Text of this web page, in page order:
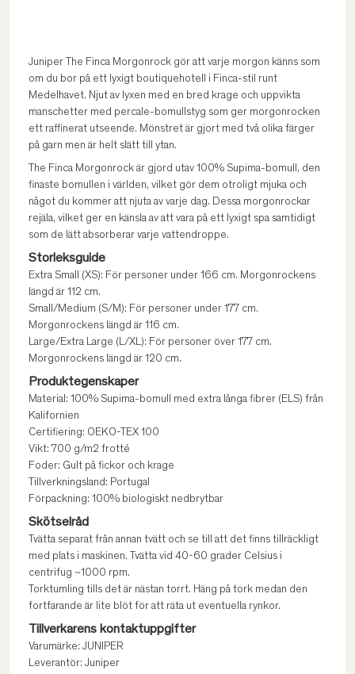
Juniper The Finca Morgonrock gör att varje morgon känns som
om du bor på ett lyxigt boutiquehotell i Finca-stil runt
Medelhavet. Njut av lyxen med en bred krage och uppvikta
manschetter med percale-bomullstyg som ger morgonrocken
ett raffinerat utseende. Mönstret är gjort med två olika färger
på garn men är helt slätt till ytan.
The Finca Morgonrock är gjord utav 100% Supima-bomull, den
finaste bomullen i världen, vilket gör dem otroligt mjuka och
något du kommer att njuta av varje dag. Dessa morgonrockar
rejäla, vilket ger en känsla av att vara på ett lyxigt spa samtidigt
som de lätt absorberar varje vattendroppe.
Storleksguide
Extra Small (XS): För personer under 166 cm. Morgonrockens
längd är 112 cm.
Small/Medium (S/M): För personer under 177 cm.
Morgonrockens längd är 116 cm.
Large/Extra Large (L/XL): För personer över 177 cm.
Morgonrockens längd är 120 cm.
Produktegenskaper
Material: 100% Supima-bomull med extra långa fibrer (ELS) från
Kalifornien
Certifiering: OEKO-TEX 100
Vikt: 700 g/m2 frotté
Foder: Gult på fickor och krage
Tillverkningsland: Portugal
Förpackning: 100% biologiskt nedbrytbar
Skötselråd
Tvätta separat från annan tvätt och se till att det finns tillräckligt
med plats i maskinen. Tvätta vid 40-60 grader Celsius i
centrifug ~1000 rpm.
Torktumling tills det är nästan torrt. Häng på tork medan den
fortfarande är lite blöt för att räta ut eventuella rynkor.
Tillverkarens kontaktuppgifter
Varumärke: JUNIPER
Leverantör: Juniper